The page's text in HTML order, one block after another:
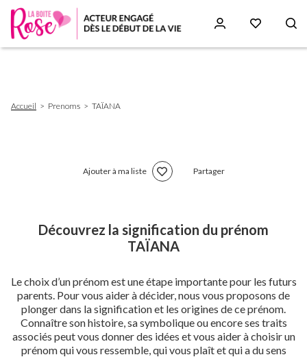
d'Ariane
Accueil Prenoms TAÏANA
Ajouter à ma liste Partager
Découvrez la signification du prénom
TAÏANA
Le choix d’un prénom est une étape importante pour les futurs
parents. Pour vous aider à décider, nous vous proposons de
plonger dans la signification et les origines de ce prénom.
Connaître son histoire, sa symbolique ou encore ses traits
associés peut vous donner des idées et vous aider à choisir un
prénom qui vous ressemble, qui vous plaît et qui a du sens